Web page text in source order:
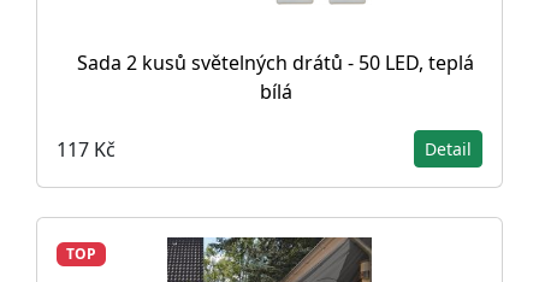
Sada 2 kusů světelných drátů - 50 LED, teplá
bílá
117 Kč Detail
TOP